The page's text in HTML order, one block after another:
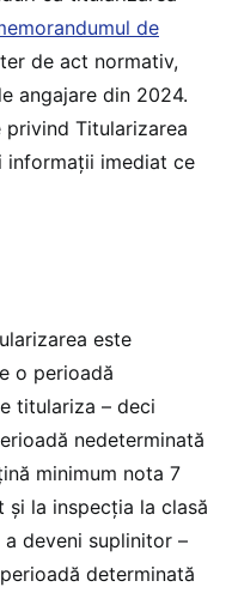
de
de act normativ,
angajare din 2024.
privind Titularizarea
informații imediat ce
este
o perioadă
titulariza – deci
nedeterminată
minimum nota 7
și la inspecția la clasă
deveni suplinitor –
determinată